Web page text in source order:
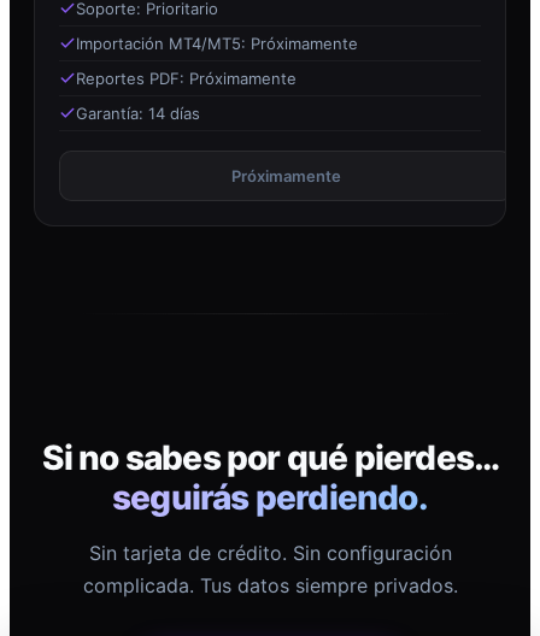
Soporte: Prioritario
Importación MT4/MT5: Próximamente
Reportes PDF: Próximamente
Garantía: 14 días
Próximamente
Si no sabes por qué pierdes…
seguirás perdiendo.
Sin tarjeta de crédito. Sin configuración
complicada. Tus datos siempre privados.